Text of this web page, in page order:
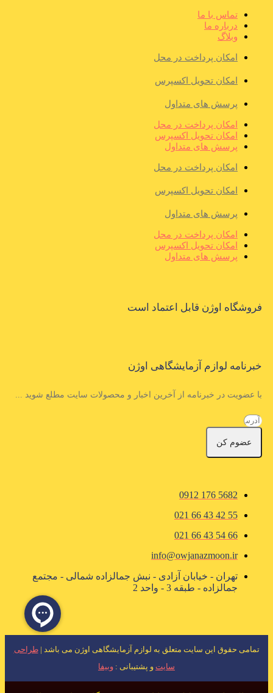
تماس با ما
درباره ما
وبلاگ
امکان پرداخت در محل
امکان تحویل اکسپرس
پرسش های متداول
امکان پرداخت در محل
امکان تحویل اکسپرس
پرسش های متداول
امکان پرداخت در محل
امکان تحویل اکسپرس
پرسش های متداول
امکان پرداخت در محل
امکان تحویل اکسپرس
پرسش های متداول
فروشگاه اوژن قابل اعتماد است
خبرنامه لوازم آزمایشگاهی اوژن
با عضویت در خبرنامه از آخرین اخبار و محصولات سایت مطلع شوید ...
عضوم کن
5682 176 0912
55 42 43 66 021
66 54 43 66 021
info@owjanazmoon.ir
تهران - خیابان آزادی - نبش جمالزاده شمالی - مجتمع
جمالزاده - طبقه 3 - واحد 2
تمامی حقوق این سایت متعلق به لوازم آزمایشگاهی اوژن می باشد |طراحی
سایت و پشتیبانی : وبیفا